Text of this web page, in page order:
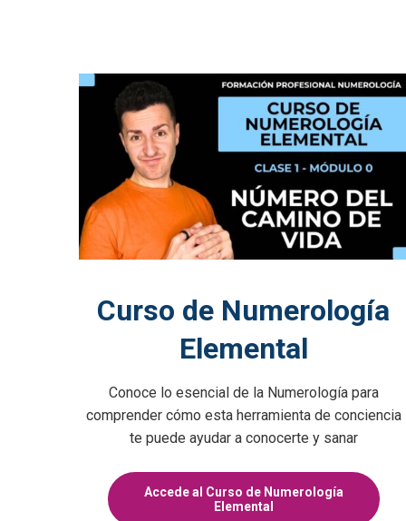
Curso de Numerología
Elemental
Conoce lo esencial de la Numerología para
comprender cómo esta herramienta de conciencia
te puede ayudar a conocerte y sanar
Accede al Curso de Numerología
Elemental